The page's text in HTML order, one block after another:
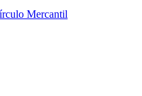
Mercantil